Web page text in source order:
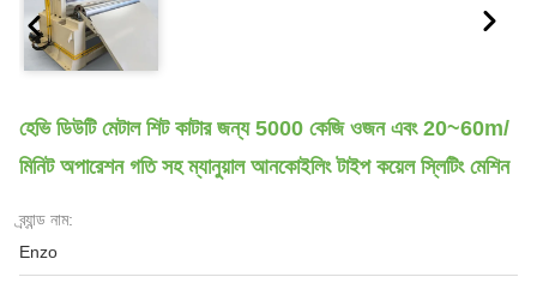
হেভি ডিউটি ​​মেটাল শিট কাটার জন্য 5000 কেজি ওজন এবং 20~60m/
মিনিট অপারেশন গতি সহ ম্যানুয়াল আনকোইলিং টাইপ কয়েল স্লিটিং মেশিন
ব্র্যান্ড নাম:
Enzo